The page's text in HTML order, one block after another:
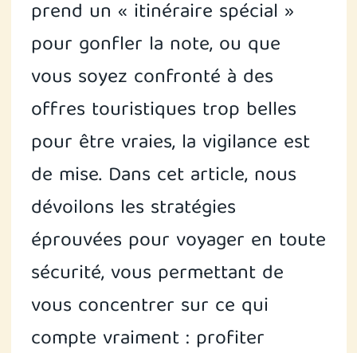
prend un « itinéraire spécial »
pour gonfler la note, ou que
vous soyez confronté à des
offres touristiques trop belles
pour être vraies, la vigilance est
de mise. Dans cet article, nous
dévoilons les stratégies
éprouvées pour voyager en toute
sécurité, vous permettant de
vous concentrer sur ce qui
compte vraiment : profiter